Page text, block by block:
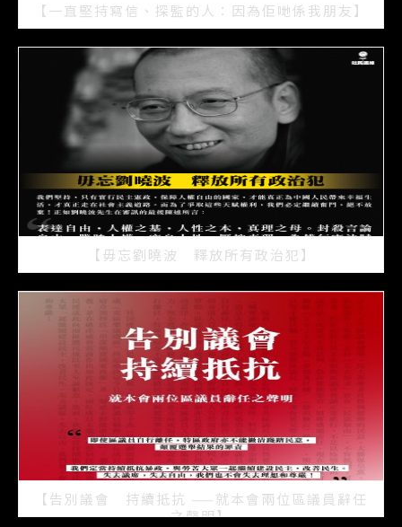
【一直堅持寫信、探監的人：因為佢哋係我朋友】
2021/07/15
【毋忘劉曉波 釋放所有政治犯】
【告別議會 持續抵抗 ——就本會兩位區議員辭任
之聲明】